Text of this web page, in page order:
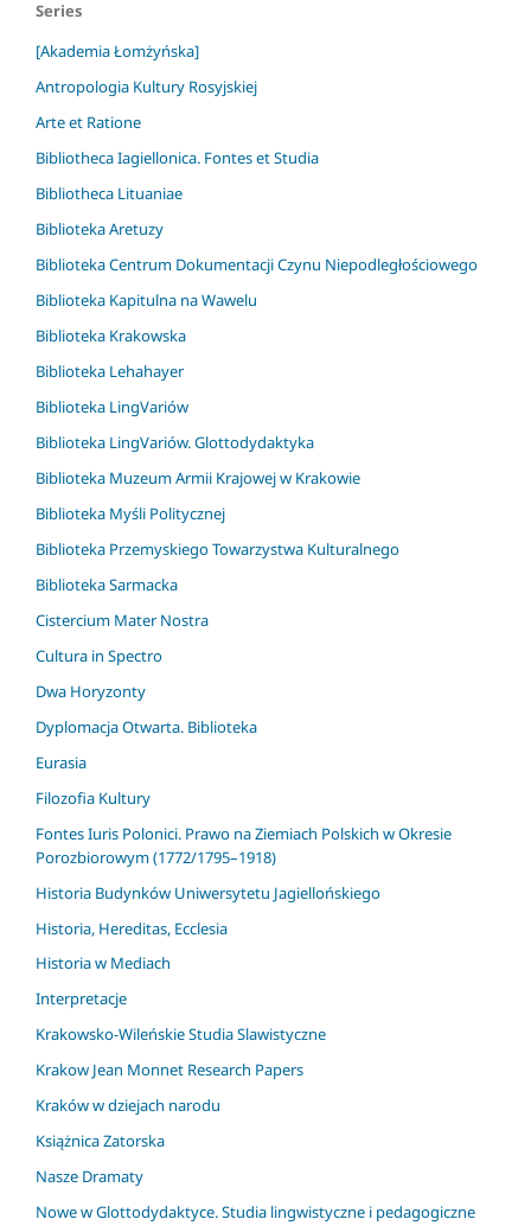
Series
[Akademia Łomżyńska]
Antropologia Kultury Rosyjskiej
Arte et Ratione
Bibliotheca Iagiellonica. Fontes et Studia
Bibliotheca Lituaniae
Biblioteka Aretuzy
Biblioteka Centrum Dokumentacji Czynu Niepodległościowego
Biblioteka Kapitulna na Wawelu
Biblioteka Krakowska
Biblioteka Lehahayer
Biblioteka LingVariów
Biblioteka LingVariów. Glottodydaktyka
Biblioteka Muzeum Armii Krajowej w Krakowie
Biblioteka Myśli Politycznej
Biblioteka Przemyskiego Towarzystwa Kulturalnego
Biblioteka Sarmacka
Cistercium Mater Nostra
Cultura in Spectro
Dwa Horyzonty
Dyplomacja Otwarta. Biblioteka
Eurasia
Filozofia Kultury
Fontes Iuris Polonici. Prawo na Ziemiach Polskich w Okresie
Porozbiorowym (1772/1795–1918)
Historia Budynków Uniwersytetu Jagiellońskiego
Historia, Hereditas, Ecclesia
Historia w Mediach
Interpretacje
Krakowsko-Wileńskie Studia Slawistyczne
Krakow Jean Monnet Research Papers
Kraków w dziejach narodu
Książnica Zatorska
Nasze Dramaty
Nowe w Glottodydaktyce. Studia lingwistyczne i pedagogiczne